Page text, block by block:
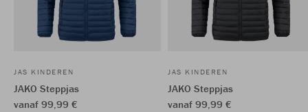
JAS KINDEREN
JAKO Steppjas
vanaf 99,99 €
JAS KINDEREN
JAKO Steppjas
vanaf 99,99 €